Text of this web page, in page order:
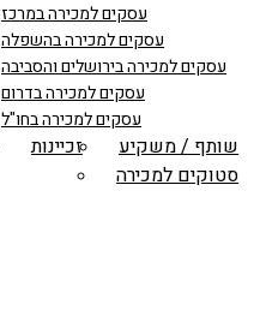
עסקים למכירה במרכז
עסקים למכירה בהשפלה
עסקים למכירה בירושלים והסביבה
עסקים למכירה בדרום
עסקים למכירה בחו"ל
שותף / משקיע זכיינות
סטוקים למכירה